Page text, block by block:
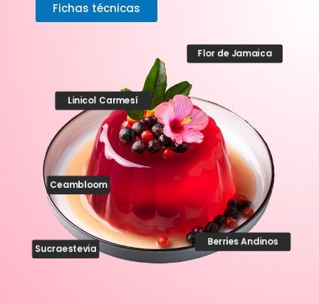
Fichas técnicas
Sucraestevia
Ceambloom
Berries Andinos
Flor de Jamaica
Linicol Carmesí